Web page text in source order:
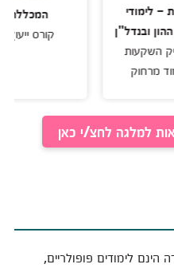
המכללה
קורס ייעוץ
למלגה לחצ/י כאן
הינם לימודים פופולריים,